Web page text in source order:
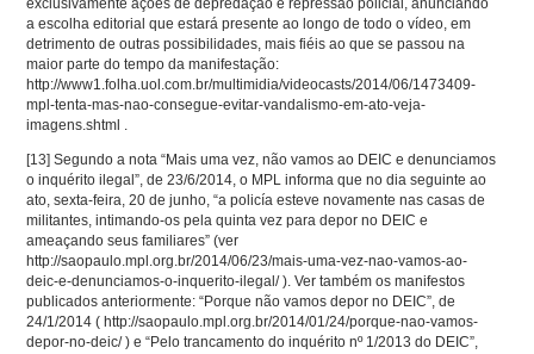
exclusivamente ações de depredação e repressão policial, anunciando
a escolha editorial que estará presente ao longo de todo o vídeo, em
detrimento de outras possibilidades, mais fiéis ao que se passou na
maior parte do tempo da manifestação:
http://www1.folha.uol.com.br/multimidia/videocasts/2014/06/1473409-
mpl-tenta-mas-nao-consegue-evitar-vandalismo-em-ato-veja-
imagens.shtml .
[13] Segundo a nota “Mais uma vez, não vamos ao DEIC e denunciamos
o inquérito ilegal”, de 23/6/2014, o MPL informa que no dia seguinte ao
ato, sexta-feira, 20 de junho, “a policía esteve novamente nas casas de
militantes, intimando-os pela quinta vez para depor no DEIC e
ameaçando seus familiares” (ver
http://saopaulo.mpl.org.br/2014/06/23/mais-uma-vez-nao-vamos-ao-
deic-e-denunciamos-o-inquerito-ilegal/ ). Ver também os manifestos
publicados anteriormente: “Porque não vamos depor no DEIC”, de
24/1/2014 ( http://saopaulo.mpl.org.br/2014/01/24/porque-nao-vamos-
depor-no-deic/ ) e “Pelo trancamento do inquérito nº 1/2013 do DEIC”,